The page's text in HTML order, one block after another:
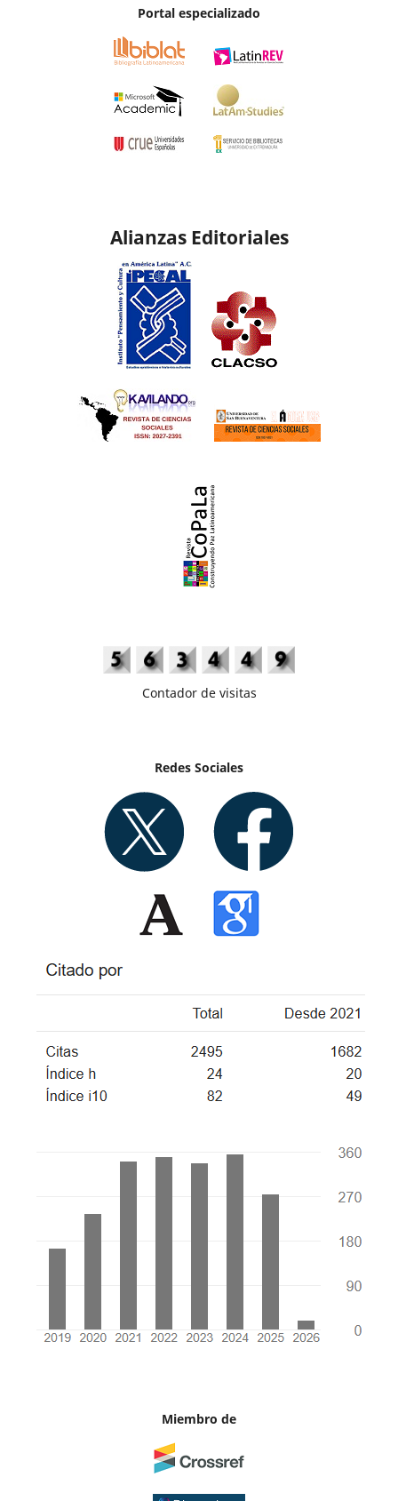
Portal especializado
Alianzas Editoriales
Contador de visitas
Redes Sociales
Miembro de